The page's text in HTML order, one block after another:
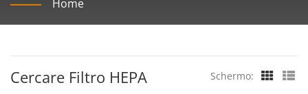
Home
Cercare Filtro HEPA Schermo: